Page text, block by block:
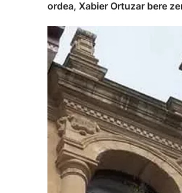
ordea, Xabier Ortuzar bere